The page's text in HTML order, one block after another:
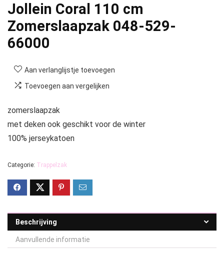
Jollein Coral 110 cm
Zomerslaapzak 048-529-
66000
Aan verlanglijstje toevoegen
Toevoegen aan vergelijken
zomerslaapzak
met deken ook geschikt voor de winter
100% jerseykatoen
Categorie: Trappelzak
Beschrijving
Aanvullende informatie